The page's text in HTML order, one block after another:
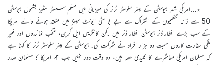
٭…امریکی شہر ہیوسٹن کے میئر سلوسٹر ٹرنر کی میزبانی میں مسلم سسٹر سٹیز بشمول ہیوسٹن
50 سے زائد تنظیموں کے اشتراک سے بے یو سٹی ایونٹ سینڑ میں منعقد ہونے والے امریکا
کے سب بڑے افطار ڈنر ہیوسٹن افطار ڈنر میں رکن کانگریس ایل گرین، منتخب نمائندوں اور غیر
ملکی سفارت کاروں سمیت دو ہزار افراد نے شرکت کی۔ ہیوسٹن کے میئر سلوسٹر ٹرنر کا کہنا ہے
کہ مسلمان امریکی معاشرے کا کلیدی حصہ ہیں، وہ وقت دور نہیں جب ہم امریکا کا مسلمان صدر